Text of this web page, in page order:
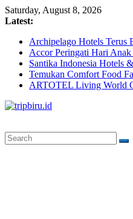
Skip
to
Saturday, August 8, 2026
Latest:
Archipelago Hotels Terus
Accor Peringati Hari
Santika Indonesia Hotels
Temukan Comfort Food
ARTOTEL Living World